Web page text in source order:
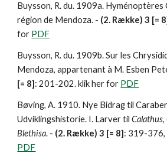
Buysson, R. du. 1909a. Hyménoptères
région de Mendoza. - (2. Række) 3 [=
for PDF
Buysson, R. du. 1909b. Sur les
Mendoza, appartenant à M. Esben
[= 8]: 201-202. klik her for PDF
Bøving, A. 1910. Nye Bidrag til
Udviklingshistorie. I. Larver til Calathus,
Blethisa. - (2. Række) 3 [= 8]
PDF